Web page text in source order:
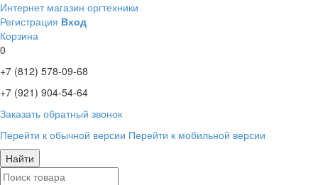
Интернет магазин оргтехники
Регистрация Вход
Корзина
0
+7 (812) 578-09-68
+7 (921) 904-54-64
Заказать обратный звонок
Перейти к обычной версии Перейти к мобильной версии
Найти